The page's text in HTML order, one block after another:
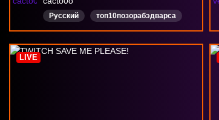
Русский топ10позорабэдварса
LIVE